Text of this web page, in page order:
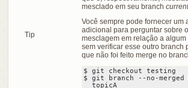
Tip
mesclado em seu branch current
Você sempre pode fornecer um
adicional para perguntar sobre
mesclagem em relação a algum
sem verificar esse outro branch
que não foi feito merge no
$ git checkout testing
$ git branch --no-merged